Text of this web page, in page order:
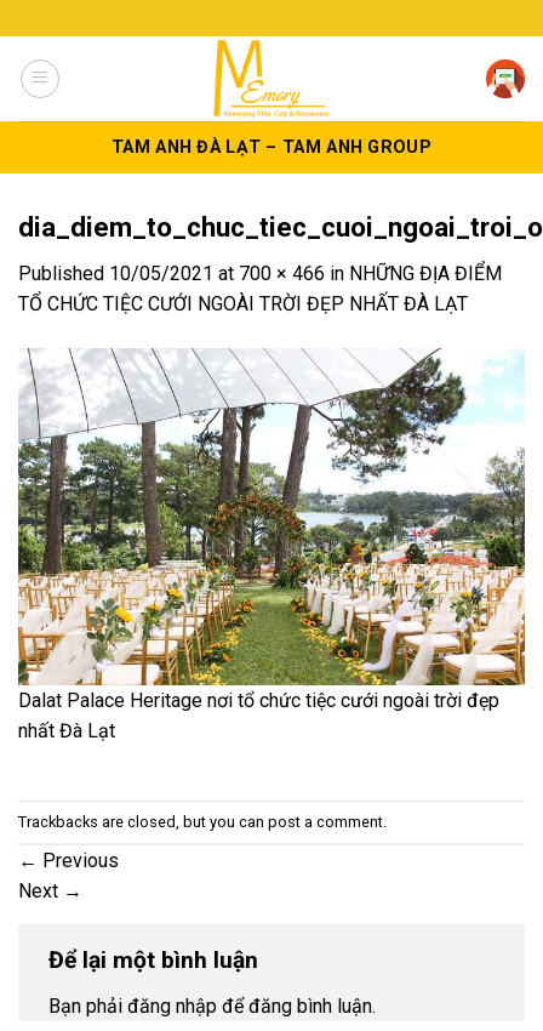
to
content
TAM ANH ĐÀ LẠT – TAM ANH GROUP
Published 10/05/2021 at 700 × 466 in NHỮNG ĐỊA ĐIỂM
TỔ CHỨC TIỆC CƯỚI NGOÀI TRỜI ĐẸP NHẤT ĐÀ LẠT
Dalat Palace Heritage nơi tổ chức tiệc cưới ngoài trời đẹp
nhất Đà Lạt
Trackbacks are closed, but you can post a comment
← Previous
Next →
Để lại một bình luận
Bạn phải đăng nhập để đăng bình luận.